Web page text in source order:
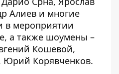
Алиев и многие
в мероприятии
а также шоумены –
Кошевой,
Юрий Корявченков.